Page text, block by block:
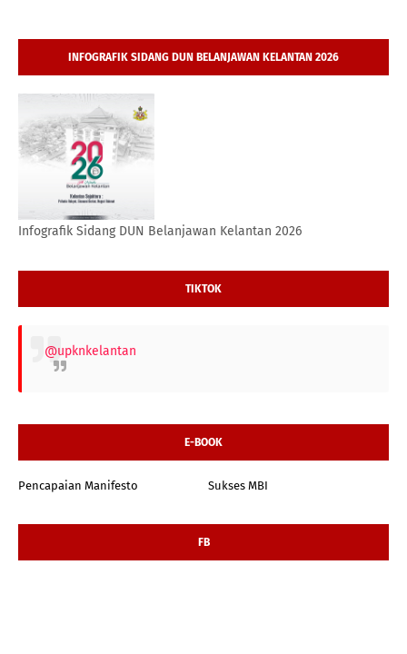
INFOGRAFIK SIDANG DUN BELANJAWAN KELANTAN 2026
Infografik Sidang DUN Belanjawan Kelantan 2026
TIKTOK
@upknkelantan
E-BOOK
Pencapaian Manifesto Sukses MBI
FB